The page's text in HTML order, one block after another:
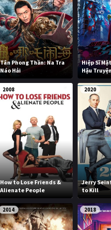
Tân Phong Thần: Na Tra
Náo Hải
Hiệp Sĩ
Hậu Truyện
2008
How to Lose Friends &
Alienate People
2020
Jerry
to Kill
2014 2018